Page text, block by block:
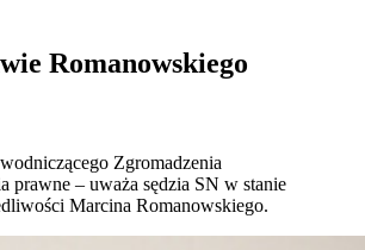
Romanowskiego
Zgromadzenia
prawne – uważa sędzia SN w stanie
Marcina Romanowskiego.